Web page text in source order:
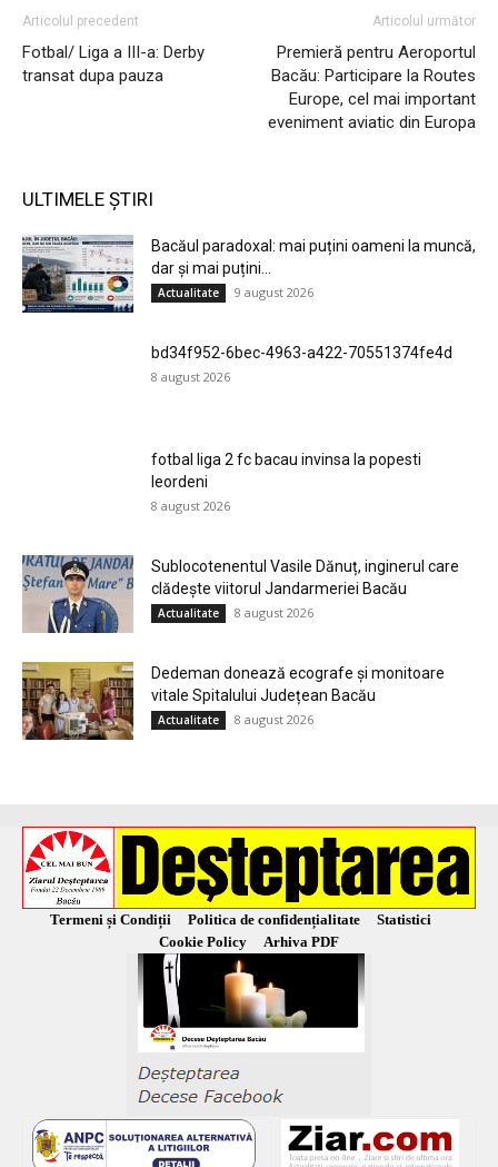
Articolul precedent
Fotbal/ Liga a III-a: Derby
transat dupa pauza
Articolul următor
Premieră pentru Aeroportul
Bacău: Participare la Routes
Europe, cel mai important
eveniment aviatic din Europa
ULTIMELE ȘTIRI
Bacăul paradoxal: mai puțini oameni la muncă,
dar și mai puțini...
Actualitate 9 august 2026
bd34f952-6bec-4963-a422-70551374fe4d
8 august 2026
fotbal liga 2 fc bacau invinsa la popesti
leordeni
8 august 2026
Sublocotenentul Vasile Dănuț, inginerul care
clădește viitorul Jandarmeriei Bacău
Actualitate 8 august 2026
Dedeman donează ecografe și monitoare
vitale Spitalului Județean Bacău
Actualitate 8 august 2026
Termeni și Condiții Politica de confidențialitate
Statistici
Cookie Policy
Arhiva PDF